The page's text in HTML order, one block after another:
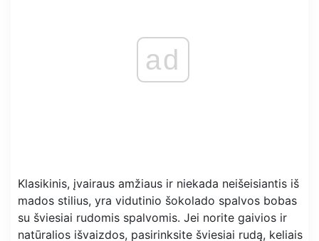
ad
Klasikinis, įvairaus amžiaus ir niekada neišeisiantis iš
mados stilius, yra vidutinio šokolado spalvos bobas
su šviesiai rudomis spalvomis. Jei norite gaivios ir
natūralios išvaizdos, pasirinksite šviesiai rudą, keliais